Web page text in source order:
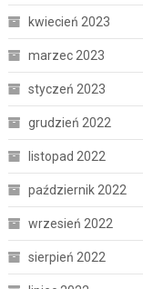
kwiecień 2023
marzec 2023
styczeń 2023
grudzień 2022
listopad 2022
październik 2022
wrzesień 2022
sierpień 2022